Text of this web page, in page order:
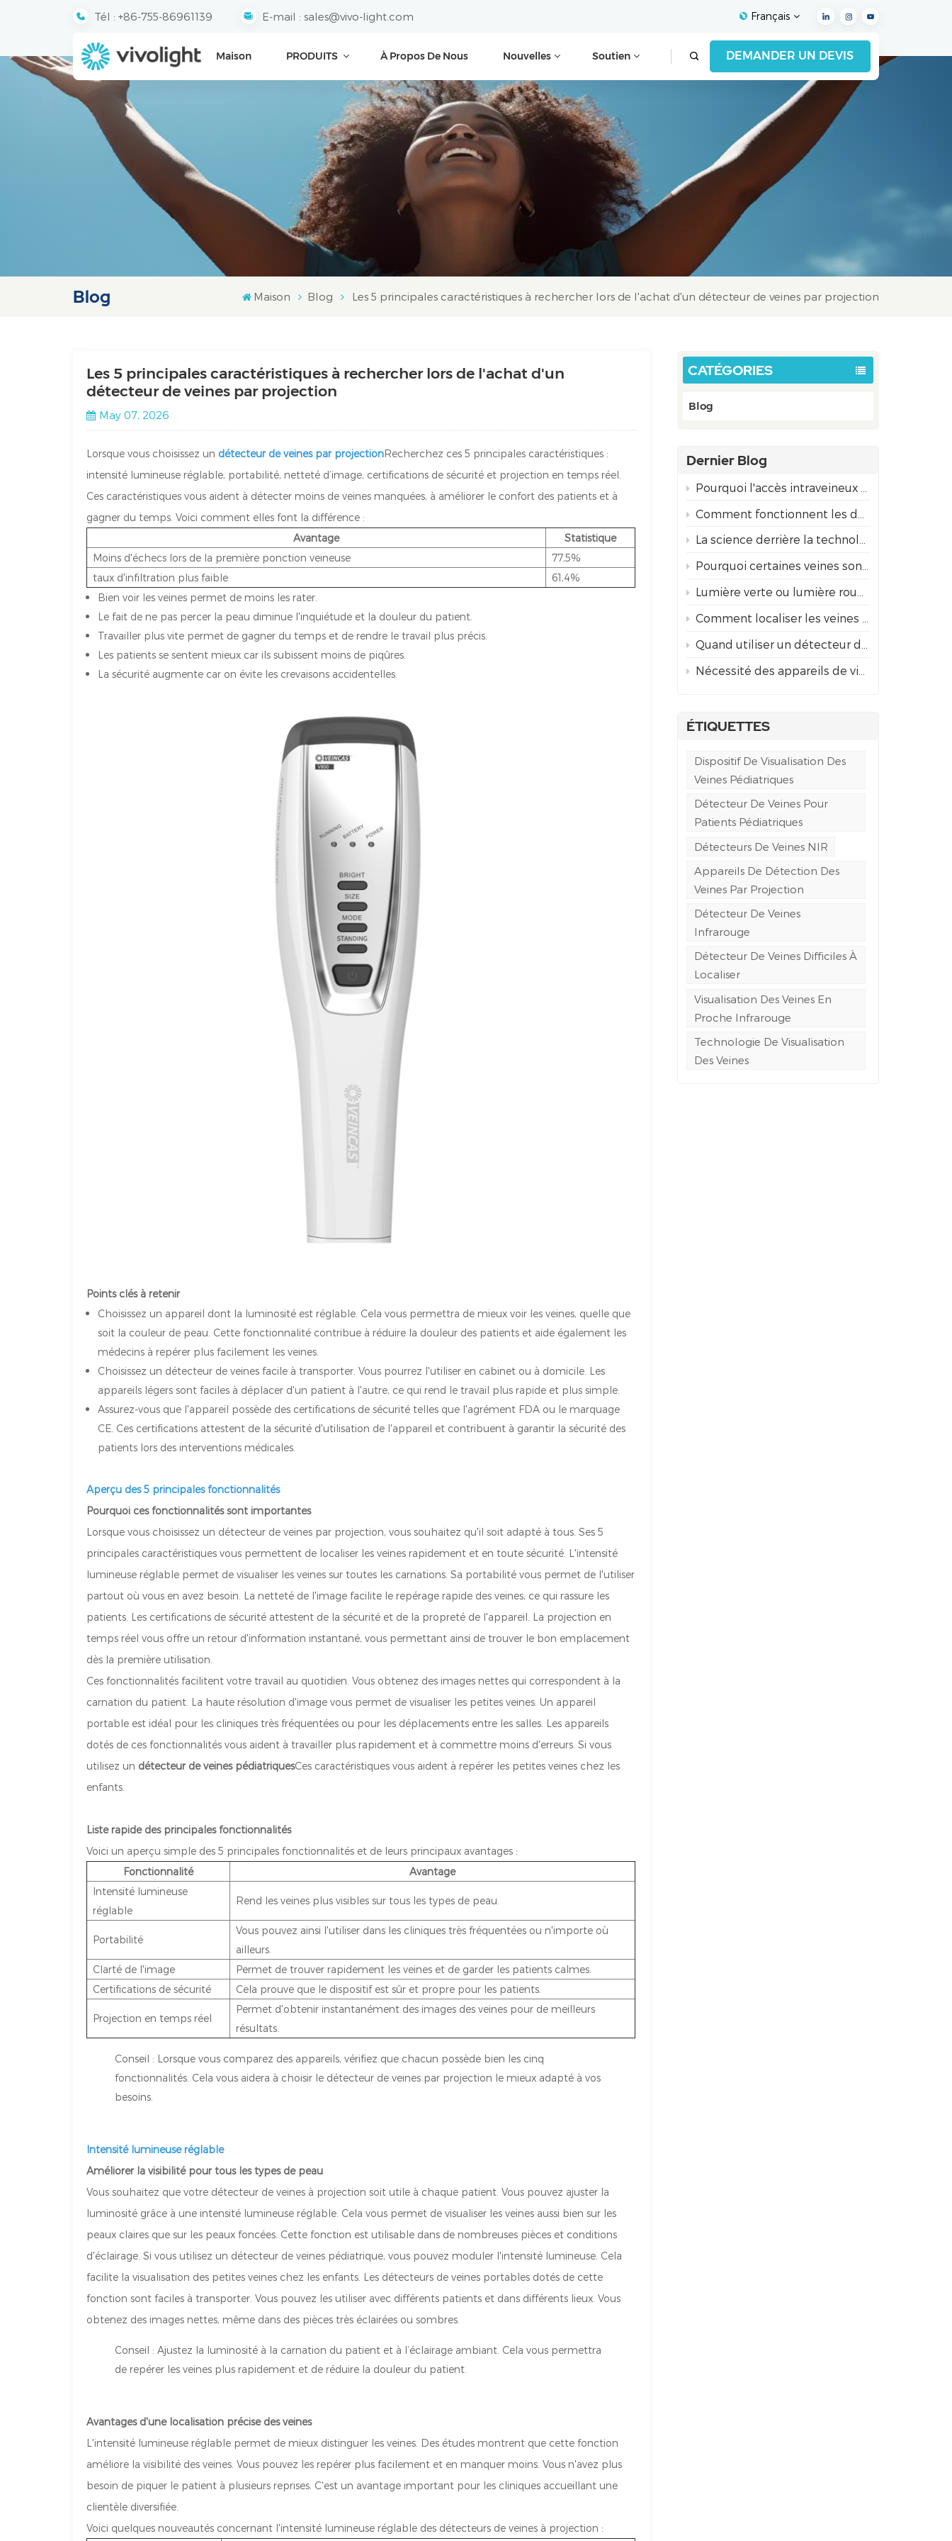
Tél : +86-755-86961139 E-mail : sales@vivo-light.com Français
English
Español
Italiano
العربية
Maison PRODUITS À Propos De Nous Nouvelles Soutien DEMANDER UN DEVIS
Blog Maison Blog Les 5 principales caractéristiques à rechercher lors de l'achat d'un détecteur de veines par projection
CATÉGORIES
Blog
Dernier Blog
Pourquoi l'accès intraveineux est-il souvent plus difficile chez les enfants que chez les adultes ?
Comment fonctionnent les détecteurs de veines par projection ? La science derrière la technologie NIR
La science derrière la technologie de visualisation des veines par infrarouge
Pourquoi certaines veines sont-elles difficiles à trouver ?
Lumière verte ou lumière rouge : quel mode de projection pour la détection des veines est le mieux adapté aux différentes carnations ?
Comment localiser les veines avec un détecteur de veines infrarouge pour une insertion d'aiguille en toute sécurité
Quand utiliser un détecteur de veines par projection plutôt que le guidage échographique pour un accès veineux difficile
Nécessité des appareils de visualisation des veines par projection dans les soins d'urgence et ambulanciers
ÉTIQUETTES
Dispositif De Visualisation Des
Veines Pédiatriques
Détecteur De Veines Pour
Patients Pédiatriques
Détecteurs De Veines NIR
Appareils De Détection Des
Veines Par Projection
Détecteur De Veines
Infrarouge
Détecteur De Veines Difficiles À
Localiser
Visualisation Des Veines En
Proche Infrarouge
Technologie De Visualisation
Des Veines
Les 5 principales caractéristiques à rechercher lors de l'achat d'un
détecteur de veines par projection
May 07, 2026
Lorsque vous choisissez un détecteur de veines par projectionRecherchez ces 5 principales caractéristiques :
intensité lumineuse réglable, portabilité, netteté d’image, certifications de sécurité et projection en temps réel.
Ces caractéristiques vous aident à détecter moins de veines manquées, à améliorer le confort des patients et à
gagner du temps. Voici comment elles font la différence :
Avantage
Statistique
Moins d'échecs lors de la première ponction veineuse
77,5%
taux d'infiltration plus faible
61,4%
Bien voir les veines permet de moins les rater.
Le fait de ne pas percer la peau diminue l'inquiétude et la douleur du patient.
Travailler plus vite permet de gagner du temps et de rendre le travail plus précis.
Les patients se sentent mieux car ils subissent moins de piqûres.
La sécurité augmente car on évite les crevaisons accidentelles.
Points clés à retenir
Choisissez un appareil dont la luminosité est réglable. Cela vous permettra de mieux voir les veines, quelle que
soit la couleur de peau. Cette fonctionnalité contribue à réduire la douleur des patients et aide également les
médecins à repérer plus facilement les veines.
Choisissez un détecteur de veines facile à transporter. Vous pourrez l'utiliser en cabinet ou à domicile. Les
appareils légers sont faciles à déplacer d'un patient à l'autre, ce qui rend le travail plus rapide et plus simple.
Assurez-vous que l'appareil possède des certifications de sécurité telles que l'agrément FDA ou le marquage
CE. Ces certifications attestent de la sécurité d'utilisation de l'appareil et contribuent à garantir la sécurité des
patients lors des interventions médicales.
Aperçu des 5 principales fonctionnalités
Pourquoi ces fonctionnalités sont importantes
Lorsque vous choisissez un détecteur de veines par projection, vous souhaitez qu'il soit adapté à tous. Ses 5
principales caractéristiques vous permettent de localiser les veines rapidement et en toute sécurité. L'intensité
lumineuse réglable permet de visualiser les veines sur toutes les carnations. Sa portabilité vous permet de l'utiliser
partout où vous en avez besoin. La netteté de l'image facilite le repérage rapide des veines, ce qui rassure les
patients. Les certifications de sécurité attestent de la sécurité et de la propreté de l'appareil. La projection en
temps réel vous offre un retour d'information instantané, vous permettant ainsi de trouver le bon emplacement
dès la première utilisation.
Ces fonctionnalités facilitent votre travail au quotidien. Vous obtenez des images nettes qui correspondent à la
carnation du patient. La haute résolution d'image vous permet de visualiser les petites veines. Un appareil
portable est idéal pour les cliniques très fréquentées ou pour les déplacements entre les salles. Les appareils
dotés de ces fonctionnalités vous aident à travailler plus rapidement et à commettre moins d'erreurs. Si vous
utilisez un détecteur de veines pédiatriquesCes caractéristiques vous aident à repérer les petites veines chez les
enfants.
Liste rapide des principales fonctionnalités
Voici un aperçu simple des 5 principales fonctionnalités et de leurs principaux avantages :
Fonctionnalité
Avantage
Intensité lumineuse
réglable
Rend les veines plus visibles sur tous les types de peau.
Portabilité
Vous pouvez ainsi l'utiliser dans les cliniques très fréquentées ou n'importe où
ailleurs.
Clarté de l'image
Permet de trouver rapidement les veines et de garder les patients calmes.
Certifications de sécurité
Cela prouve que le dispositif est sûr et propre pour les patients.
Projection en temps réel
Permet d'obtenir instantanément des images des veines pour de meilleurs
résultats.
Conseil : Lorsque vous comparez des appareils, vérifiez que chacun possède bien les cinq
fonctionnalités. Cela vous aidera à choisir le détecteur de veines par projection le mieux adapté à vos
besoins.
Intensité lumineuse réglable
Améliorer la visibilité pour tous les types de peau
Vous souhaitez que votre détecteur de veines à projection soit utile à chaque patient. Vous pouvez ajuster la
luminosité grâce à une intensité lumineuse réglable. Cela vous permet de visualiser les veines aussi bien sur les
peaux claires que sur les peaux foncées. Cette fonction est utilisable dans de nombreuses pièces et conditions
d'éclairage. Si vous utilisez un détecteur de veines pédiatrique, vous pouvez moduler l'intensité lumineuse. Cela
facilite la visualisation des petites veines chez les enfants. Les détecteurs de veines portables dotés de cette
fonction sont faciles à transporter. Vous pouvez les utiliser avec différents patients et dans différents lieux. Vous
obtenez des images nettes, même dans des pièces très éclairées ou sombres.
Conseil : Ajustez la luminosité à la carnation du patient et à l’éclairage ambiant. Cela vous permettra
de repérer les veines plus rapidement et de réduire la douleur du patient.
Avantages d'une localisation précise des veines
L'intensité lumineuse réglable permet de mieux distinguer les veines. Des études montrent que cette fonction
améliore la visibilité des veines. Vous pouvez les repérer plus facilement et en manquer moins. Vous n'avez plus
besoin de piquer le patient à plusieurs reprises. C'est un avantage important pour les cliniques accueillant une
clientèle diversifiée.
Voici quelques nouveautés concernant l'intensité lumineuse réglable des détecteurs de veines à projection :